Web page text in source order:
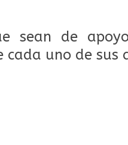
sean de
cada uno de sus